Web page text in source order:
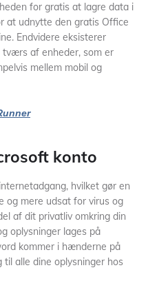
for gratis at lagre data i
at udnytte den gratis Office
Endvidere eksisterer
tværs af enheder, som er
mellem mobil og
konto
hvilket gør en
og mere udsat for virus og
af dit privatliv omkring din
oplysninger lages på
kommer i hænderne på
til alle dine oplysninger hos